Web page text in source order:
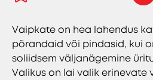
Vaipkate on hea lahendus
põrandaid või pindasid, kui
soliidsem väljanägemine
Valikus on lai valik erinevate